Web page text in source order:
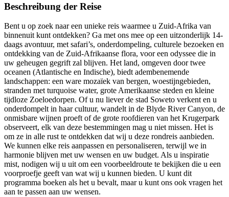
Beschreibung der Reise
Bent u op zoek naar een unieke reis waarmee u Zuid-Afrika van
binnenuit kunt ontdekken? Ga met ons mee op een uitzonderlijk 14-
daags avontuur, met safari’s, onderdompeling, culturele bezoeken en
ontdekking van de Zuid-Afrikaanse flora, voor een odyssee die in
uw geheugen gegrift zal blijven. Het land, omgeven door twee
oceanen (Atlantische en Indische), biedt adembenemende
landschappen: een ware mozaïek van bergen, woestijngebieden,
stranden met turquoise water, grote Amerikaanse steden en kleine
tijdloze Zoeloedorpen. Of u nu liever de stad Soweto verkent en u
onderdompelt in haar cultuur, wandelt in de Blyde River Canyon, de
onmisbare wijnen proeft of de grote roofdieren van het Krugerpark
observeert, elk van deze bestemmingen mag u niet missen. Het is
om ze in alle rust te ontdekken dat wij u deze rondreis aanbieden.
We kunnen elke reis aanpassen en personaliseren, terwijl we in
harmonie blijven met uw wensen en uw budget. Als u inspiratie
mist, nodigen wij u uit om een voorbeeldroute te bekijken die u een
voorproefje geeft van wat wij u kunnen bieden. U kunt dit
programma boeken als het u bevalt, maar u kunt ons ook vragen het
aan te passen aan uw wensen.